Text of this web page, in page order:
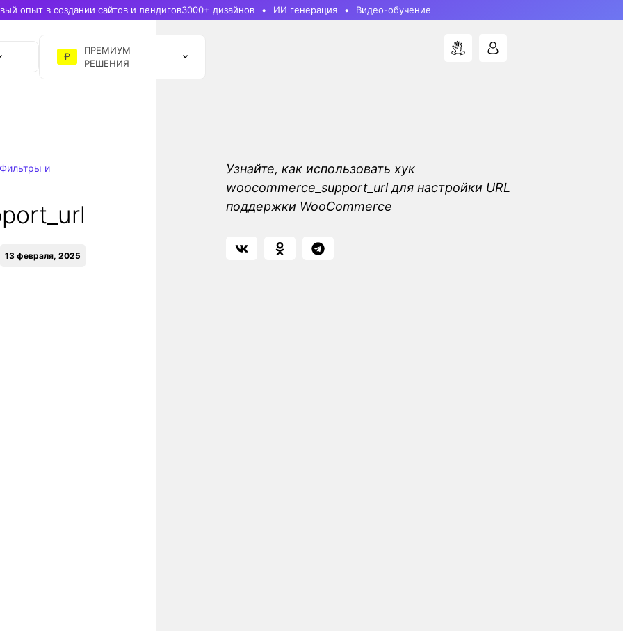
опыт в создании сайтов и лендигов3000+ дизайнов ИИ генерация Видео-обучение
₽
ПРЕМИУМ
РЕШЕНИЯ
и
13 февраля, 2025
Узнайте, как использовать хук
woocommerce_support_url для настройки URL
поддержки WooCommerce